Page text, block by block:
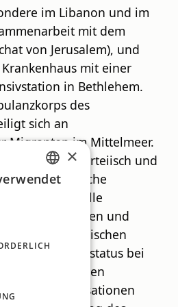
im Libanon und im
mit dem
von Jerusalem), und
mit einer
in Bethlehem.
des
sich an
Migranten im Mittelmeer.
neutral, unparteiisch und
diplomatische
Staaten, offizielle
weiteren Staaten und
zur Europäischen
Beobachterstatus bei
und ist in den
Organisationen
GERMAN
×